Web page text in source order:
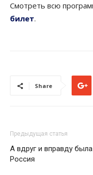
Смотреть всю
билет.
Share
Предыдущая статья
А вдруг и вправду была
Россия